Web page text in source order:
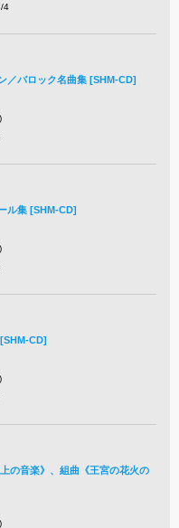
4
／バロック名曲集 [SHM-CD]
ル集 [SHM-CD]
CD]
の音楽》、組曲《王宮の花火の